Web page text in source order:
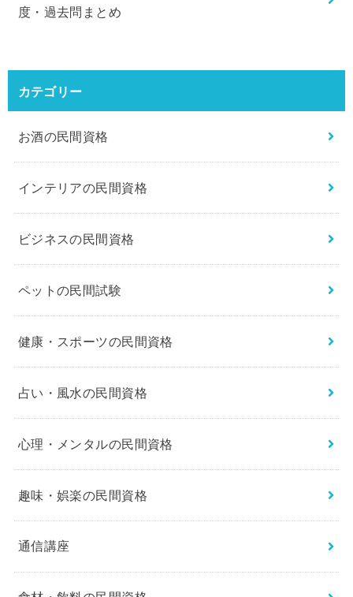
度・過去問まとめ
カテゴリー
お酒の民間資格
インテリアの民間資格
ビジネスの民間資格
ペットの民間試験
健康・スポーツの民間資格
占い・風水の民間資格
心理・メンタルの民間資格
趣味・娯楽の民間資格
通信講座